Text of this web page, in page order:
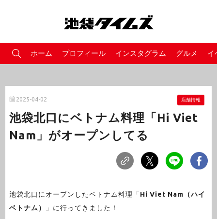
ホーム プロフィール インスタグラム グルメ イ
2025-04-02 店舗情報
池袋北口にベトナム料理「Hi Viet
Nam」がオープンしてる
池袋北口にオープンしたベトナム料理「 Hi Viet Nam（ハイ
ベトナム）
」に行ってきました！